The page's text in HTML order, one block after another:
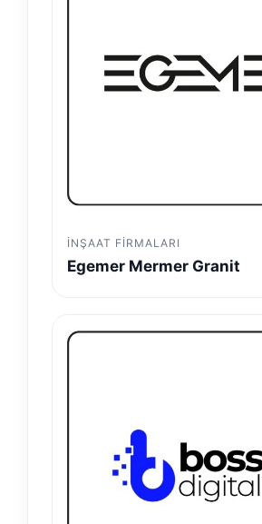
İNŞAAT FIRMALARI
Egemer Mermer Granit